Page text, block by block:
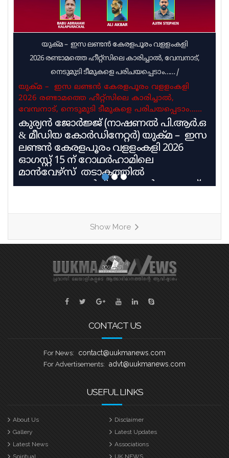
യുക്മ – ഇസ ലണ്ടൻ കേരളപൂരം വളളംകളി
2026 രണ്ടാമത്തെ ഹീറ്റ്സിലെ കാരിച്ചാൽ, വേമ്പനാട്,
നെടുമുടി ടീമുകളെ പരിചയപ്പെടാം……/
യുക്മ – ഇസ ലണ്ടൻ കേരളപൂരം വളളംകളി
2026 രണ്ടാമത്തെ ഹീറ്റ്സിലെ കാരിച്ചാൽ,
വേമ്പനാട്, നെടുമുടി ടീമുകളെ പരിചയപ്പെടാം……
കുര്യൻ ജോർജ്ജ് (നാഷണൽ പി.ആർ.ഒ
& മീഡിയ കോർഡിനേറ്റർ) യുക്മ – ഇസ
ലണ്ടൻ കേരളപൂരം വളളംകളി 2026
ഓഗസ്റ്റ് 15 ന് റോഥർഹാമിലെ
മാൻവേഴ്സ് തടാകത്തിൽ
അരങ്ങേറുവാൻ ദിവസങ്ങൾ അടുത്ത്
രണ്ടാമത്തെ ഹീറ്റ്സിൽ മത്സരിക്കുന്ന
കാരിച്ചാൽ, വേമ്പനാട്, നെടുമുടി എന്നീ
ടീമുകളെ പരിചയപ്പെടാം. ഹീറ്റ്സ് 2
കാരിച്ചാൽ ബാബു എബ്രഹാം
കളപ്പുരക്കൽ ക്യാപ്റ്റൻ ആയിട്ടുള്ള
സെവൻ സ്റ്റാർ ബോട്ട് ക്ലബ് കവൻട്രി
യുക്മ കേരള പൂരം വള്ളംകളി
Show More
CONTACT US
For News: contact@uukmanews.com
For Advertisements: advt@uukmanews.com
USEFUL LINKS
About Us
Disclaimer
Gallery
Latest Updates
Latest News
Associations